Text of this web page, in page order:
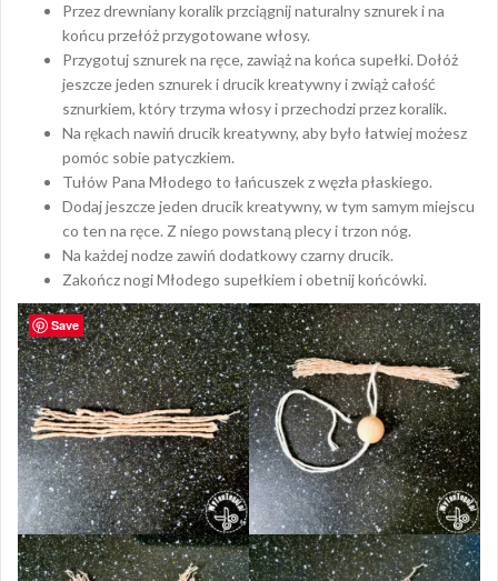
Przez drewniany koralik przciągnij naturalny sznurek i na
końcu przełóż przygotowane włosy.
Przygotuj sznurek na ręce, zawiąż na końca supełki. Dołóż
jeszcze jeden sznurek i drucik kreatywny i zwiąż całość
sznurkiem, który trzyma włosy i przechodzi przez koralik.
Na rękach nawiń drucik kreatywny, aby było łatwiej możesz
pomóc sobie patyczkiem.
Tułów Pana Młodego to łańcuszek z węzła płaskiego.
Dodaj jeszcze jeden drucik kreatywny, w tym samym miejscu
co ten na ręce. Z niego powstaną plecy i trzon nóg.
Na każdej nodze zawiń dodatkowy czarny drucik.
Zakończ nogi Młodego supełkiem i obetnij końcówki.
Save